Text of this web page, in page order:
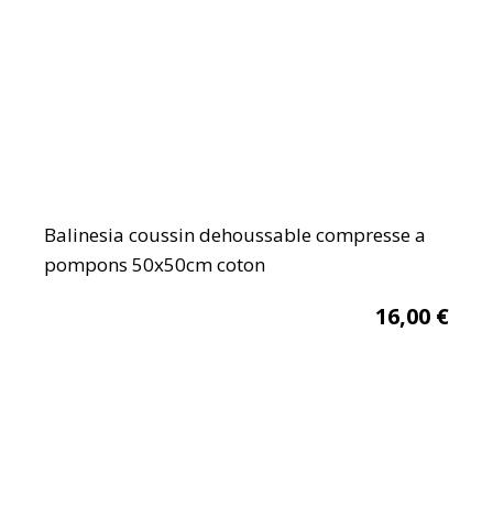
Balinesia coussin dehoussable compresse a
pompons 50x50cm coton
16,00 €